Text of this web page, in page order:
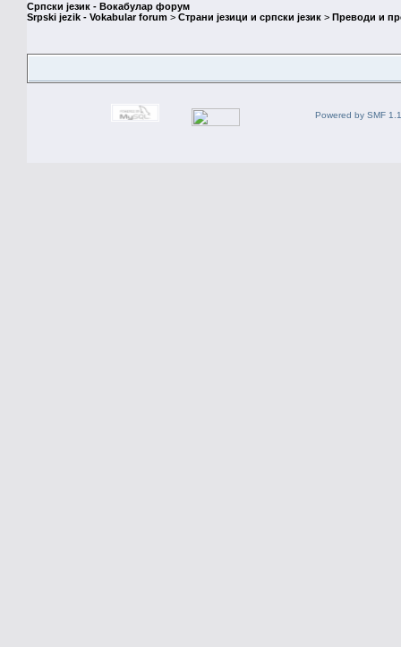
Српски језик - Вокабулар форум
Srpski jezik - Vokabular forum > Страни језици и српски језик > Преводи и
Powered by SMF